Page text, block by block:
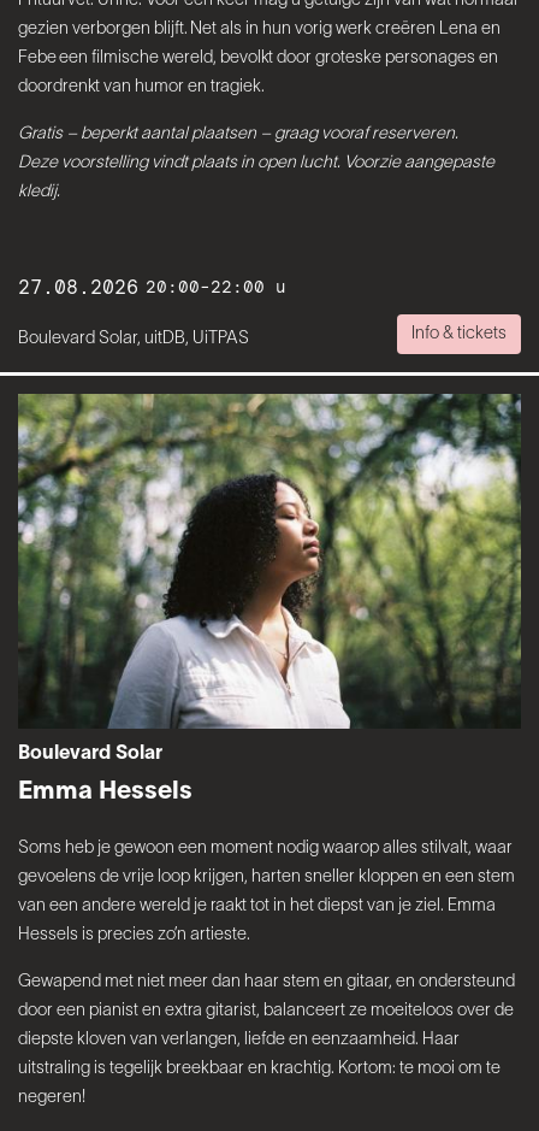
gezien verborgen blijft. Net als in hun vorig werk creëren Lena en
Febe een filmische wereld, bevolkt door groteske personages en
doordrenkt van humor en tragiek.
Gratis – beperkt aantal plaatsen – graag vooraf reserveren.
Deze voorstelling vindt plaats in open lucht. Voorzie aangepaste
kledij.
27.08.2026 20:00-22:00 u
Boulevard Solar, uitDB, UiTPAS Info & tickets
Boulevard Solar
Emma Hessels
Soms heb je gewoon een moment nodig waarop alles stilvalt, waar
gevoelens de vrije loop krijgen, harten sneller kloppen en een stem
van een andere wereld je raakt tot in het diepst van je ziel. Emma
Hessels is precies zo’n artieste.
Gewapend met niet meer dan haar stem en gitaar, en ondersteund
door een pianist en extra gitarist, balanceert ze moeiteloos over de
diepste kloven van verlangen, liefde en eenzaamheid. Haar
uitstraling is tegelijk breekbaar en krachtig. Kortom: te mooi om te
negeren!